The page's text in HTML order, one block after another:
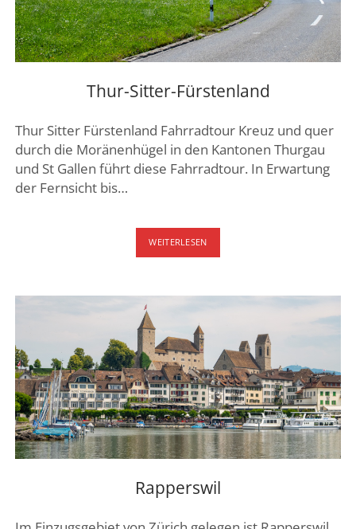
Thur-Sitter-Fürstenland
Thur Sitter Fürstenland Fahrradtour Kreuz und quer
durch die Moränenhügel in den Kantonen Thurgau
und St Gallen führt diese Fahrradtour. In Erwartung
der Fernsicht bis…
WEITERLESENTHUR-
SITTER-
Rapperswil